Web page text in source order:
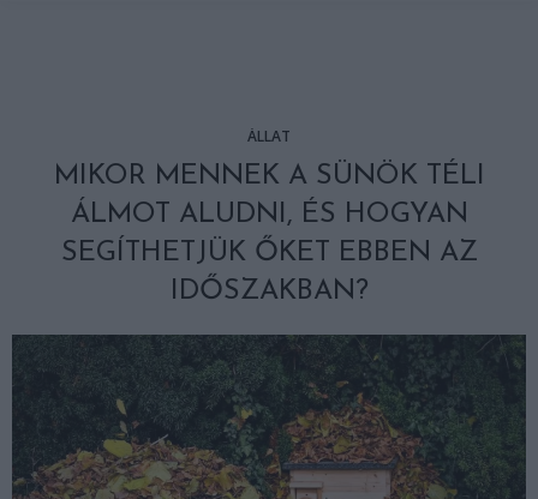
ÁLLAT
MIKOR MENNEK A SÜNÖK TÉLI
ÁLMOT ALUDNI, ÉS HOGYAN
SEGÍTHETJÜK ŐKET EBBEN AZ
IDŐSZAKBAN?